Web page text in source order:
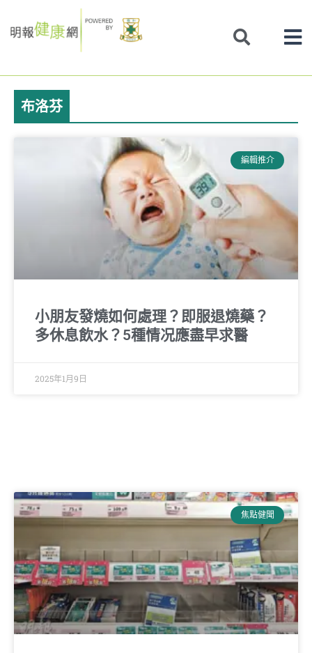
to
布洛芬
編輯推介
小朋友發燒如何處理？即服退燒藥？
多休息飲水？5種情况應盡早求醫
2025年1月9日
焦點健聞